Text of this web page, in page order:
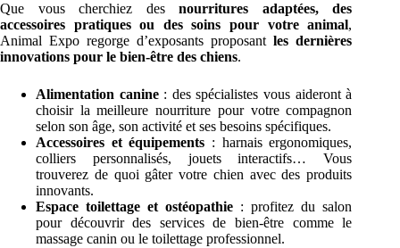
Que vous cherchiez desnourritures adaptées, des
accessoires pratiques ou des soins pour votre animal,
Animal Expo regorge d’exposants proposantles dernières
innovations pour le bien-être des chiens.
Alimentation canine: des spécialistes vous aideront à
choisir la meilleure nourriture pour votre compagnon
selon son âge, son activité et ses besoins spécifiques.
Accessoires et équipements : harnais ergonomiques,
colliers personnalisés, jouets interactifs… Vous
trouverez de quoi gâter votre chien avec des produits
innovants.
Espace toilettage et ostéopathie : profitez du salon
pour découvrir des services de bien-être comme le
massage canin ou le toilettage professionnel.